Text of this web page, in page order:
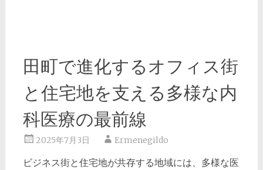
田町で進化するオフィス街
と住宅地を支える多様な内
科医療の最前線
2025年7月3日 Ermenegildo
ビジネス街と住宅地が共存する地域には、多様な医